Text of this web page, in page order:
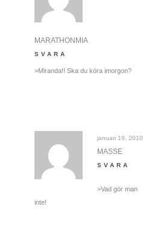
MARATHONMIA
SVARA
>Miranda!! Ska du köra imorgon?
januari 19, 2010
MASSE
SVARA
>Vad gör man
inte!